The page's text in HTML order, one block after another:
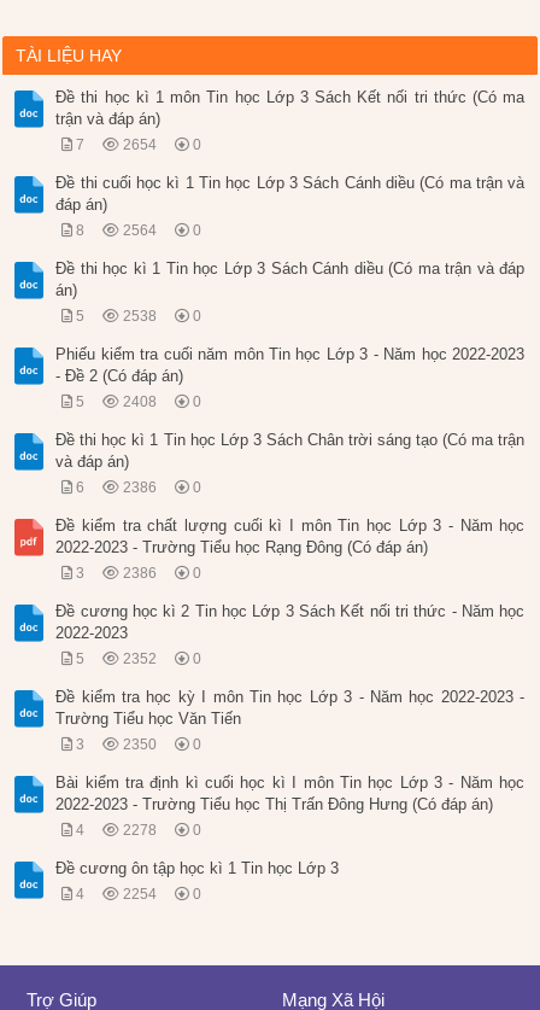
TÀI LIỆU HAY
Đề thi học kì 1 môn Tin học Lớp 3 Sách Kết nối tri thức (Có ma
trận và đáp án)
7 2654 0
Đề thi cuối học kì 1 Tin học Lớp 3 Sách Cánh diều (Có ma trận và
đáp án)
8 2564 0
Đề thi học kì 1 Tin học Lớp 3 Sách Cánh diều (Có ma trận và đáp
án)
5 2538 0
Phiếu kiểm tra cuối năm môn Tin học Lớp 3 - Năm học 2022-2023
- Đề 2 (Có đáp án)
5 2408 0
Đề thi học kì 1 Tin học Lớp 3 Sách Chân trời sáng tạo (Có ma trận
và đáp án)
6 2386 0
Đề kiểm tra chất lượng cuối kì I môn Tin học Lớp 3 - Năm học
2022-2023 - Trường Tiểu học Rạng Đông (Có đáp án)
3 2386 0
Đề cương học kì 2 Tin học Lớp 3 Sách Kết nối tri thức - Năm học
2022-2023
5 2352 0
Đề kiểm tra học kỳ I môn Tin học Lớp 3 - Năm học 2022-2023 -
Trường Tiểu học Văn Tiến
3 2350 0
Bài kiểm tra định kì cuối học kì I môn Tin học Lớp 3 - Năm học
2022-2023 - Trường Tiểu học Thị Trấn Đông Hưng (Có đáp án)
4 2278 0
Đề cương ôn tập học kì 1 Tin học Lớp 3
4 2254 0
Trợ Giúp Mạng Xã Hội